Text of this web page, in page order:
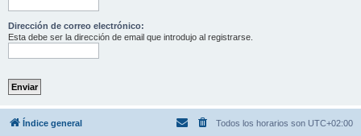
Dirección de correo electrónico:
Esta debe ser la dirección de email que introdujo al registrarse.
Índice general Todos los horarios son UTC+02:00